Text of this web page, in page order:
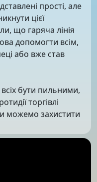
прості, але
цієї
що гаряча лінія
допомогти всім,
або вже став
бути пильними,
торгівлі
можемо захистити